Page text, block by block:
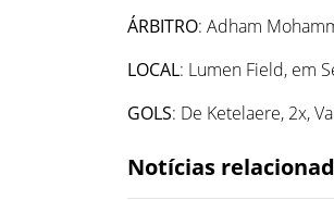
ÁRBITRO: Adham
LOCAL: Lumen Field, em
GOLS: De Ketelaere, 2x,
Notícias